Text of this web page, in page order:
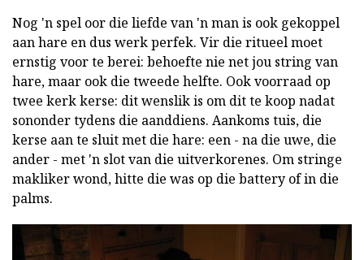
Nog 'n spel oor die liefde van 'n man is ook gekoppel
aan hare en dus werk perfek. Vir die ritueel moet
ernstig voor te berei: behoefte nie net jou string van
hare, maar ook die tweede helfte. Ook voorraad op
twee kerk kerse: dit wenslik is om dit te koop nadat
sononder tydens die aanddiens. Aankoms tuis, die
kerse aan te sluit met die hare: een - na die uwe, die
ander - met 'n slot van die uitverkorenes. Om stringe
makliker wond, hitte die was op die battery of in die
palms.